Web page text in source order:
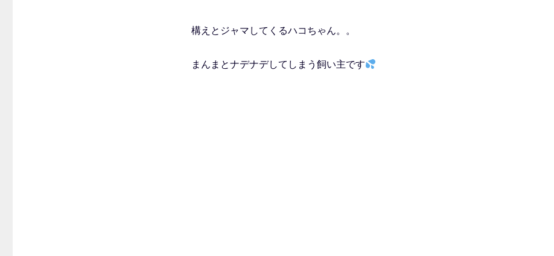
構えとジャマしてくるハコちゃん。。
まんまとナデナデしてしまう飼い主です